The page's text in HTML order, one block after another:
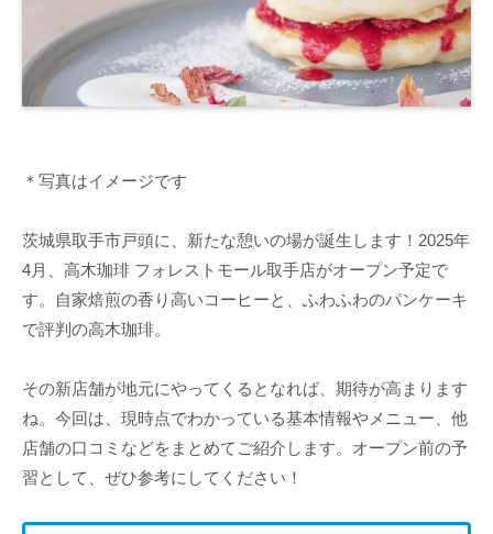
＊写真はイメージです
茨城県取手市戸頭に、新たな憩いの場が誕生します！2025年
4月、高木珈琲 フォレストモール取手店がオープン予定で
す。自家焙煎の香り高いコーヒーと、ふわふわのパンケーキ
で評判の高木珈琲。
その新店舗が地元にやってくるとなれば、期待が高まります
ね。今回は、現時点でわかっている基本情報やメニュー、他
店舗の口コミなどをまとめてご紹介します。オープン前の予
習として、ぜひ参考にしてください！